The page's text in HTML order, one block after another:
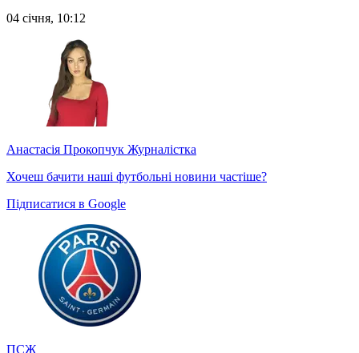
04 січня, 10:12
Анастасія Прокопчук Журналістка
Хочеш бачити наші футбольні новини частіше?
Підписатися в Google
ПСЖ